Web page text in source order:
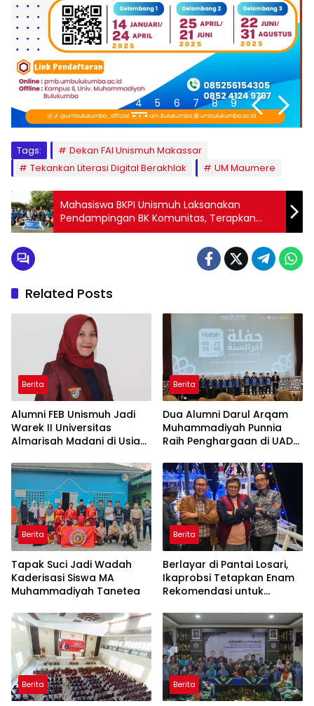
4 5 6 7 8 9
Tags:
Dekan FAI Unismuh Makassar
Tekankan Literasi Digital Berakhlak
UM Maumere
Mahasiswa BKPI Unismuh Laksanakan
Pendampingan BK Komunitas, Terapkan
Teori ke Praktik Lapangan
Related Posts
Berita
Alumni FEB Unismuh Jadi
Warek II Universitas
Almarisah Madani di Usia
Berita
Dua Alumni Darul Arqam
Muhammadiyah Punnia
Raih Penghargaan di UAD
Berita
Tapak Suci Jadi Wadah
Kaderisasi Siswa MA
Muhammadiyah Tanetea
Berita
Berlayar di Pantai Losari,
Ikaprobsi Tetapkan Enam
Rekomendasi untuk
Berita Berita